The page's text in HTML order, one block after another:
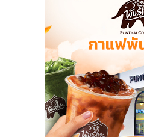
แฟ
ไชส์,